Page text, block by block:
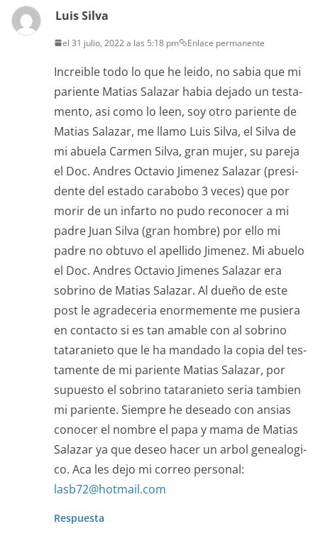
Luis Silva
el 31 julio, 2022 a las 5:18 pm Enlace permanente
Increible todo lo que he lei­do, no sabia que mi
pari­ente Matias Salazar habia deja­do un tes­ta­
men­to, asi como lo leen, soy otro pari­ente de
Matias Salazar, me llamo Luis Sil­va, el Sil­va de
mi abuela Car­men Sil­va, gran mujer, su pare­ja
el Doc. Andres Octavio Jimenez Salazar (pres­i­
dente del esta­do carabobo 3 veces) que por
morir de un infar­to no pudo recono­cer a mi
padre Juan Sil­va (gran hom­bre) por ello mi
padre no obtu­vo el apel­li­do Jimenez. Mi abue­lo
el Doc. Andres Octavio Jimenes Salazar era
sobri­no de Matias Salazar. Al dueño de este
post le agrade­ce­ria enorme­mente me pusiera
en con­tac­to si es tan amable con al sobri­no
tatarani­eto que le ha man­da­do la copia del tes­
ta­mente de mi pari­ente Matias Salazar, por
supuesto el sobri­no tatarani­eto seria tam­bi­en
mi pari­ente. Siem­pre he desea­do con ansias
cono­cer el nom­bre el papa y mama de Matias
Salazar ya que deseo hac­er un arbol genealogi­
co. Aca les dejo mi correo per­son­al:
lasb72@hotmail.com
Respuesta